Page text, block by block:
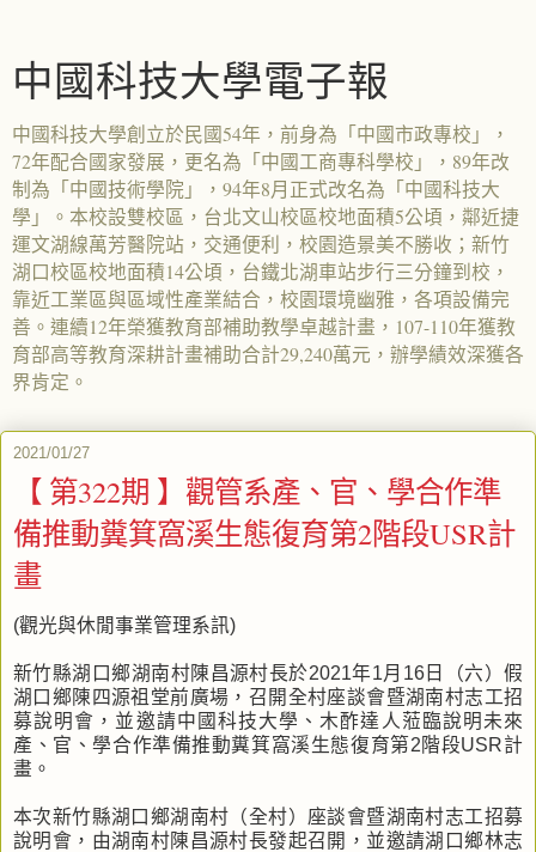
中國科技大學電子報
中國科技大學創立於民國54年，前身為「中國市政專校」，
72年配合國家發展，更名為「中國工商專科學校」，89年改
制為「中國技術學院」，94年8月正式改名為「中國科技大
學」。本校設雙校區，台北文山校區校地面積5公頃，鄰近捷
運文湖線萬芳醫院站，交通便利，校園造景美不勝收；新竹
湖口校區校地面積14公頃，台鐵北湖車站步行三分鐘到校，
靠近工業區與區域性產業結合，校園環境幽雅，各項設備完
善。連續12年榮獲教育部補助教學卓越計畫，107-110年獲教
育部高等教育深耕計畫補助合計29,240萬元，辦學績效深獲各
界肯定。
2021/01/27
【 第322期 】觀管系產、官、學合作準
備推動糞箕窩溪生態復育第2階段USR計
畫
(觀光與休閒事業管理系訊)
新竹縣湖口鄉湖南村陳昌源村長於2021年1月16日（六）假
湖口鄉陳四源祖堂前廣場，召開全村座談會暨湖南村志工招
募說明會，並邀請中國科技大學、木酢達人蒞臨說明未來
產、官、學合作準備推動糞箕窩溪生態復育第2階段USR計
畫。
本次新竹縣湖口鄉湖南村（全村）座談會暨湖南村志工招募
說明會，由湖南村陳昌源村長發起召開，並邀請湖口鄉林志